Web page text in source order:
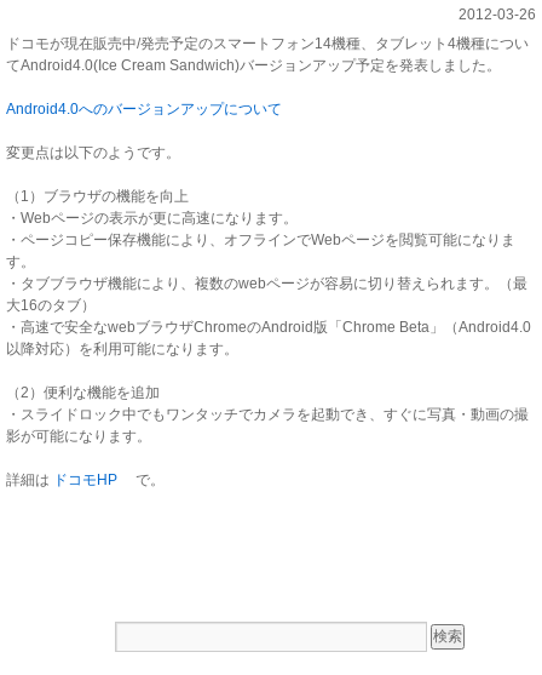
2012-03-26
ドコモが現在販売中/発売予定のスマートフォン14機種、タブレット4機種につい
てAndroid4.0(Ice Cream Sandwich)バージョンアップ予定を発表しました。
Android4.0へのバージョンアップについて
変更点は以下のようです。
（1）ブラウザの機能を向上
・Webページの表示が更に高速になります。
・ページコピー保存機能により、オフラインでWebページを閲覧可能になりま
す。
・タブブラウザ機能により、複数のwebページが容易に切り替えられます。（最
大16のタブ）
・高速で安全なwebブラウザChromeのAndroid版「Chrome Beta」（Android4.0
以降対応）を利用可能になります。
（2）便利な機能を追加
・スライドロック中でもワンタッチでカメラを起動でき、すぐに写真・動画の撮
影が可能になります。
詳細は ドコモHP で。